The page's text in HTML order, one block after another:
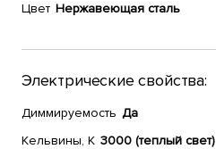
Цвет Нержавеющая сталь
Электрические свойства:
Диммируемость Да
Кельвины, К 3000 (теплый свет)